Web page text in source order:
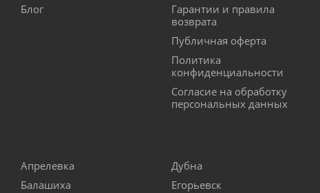
Блог
Гарантии и правила
возврата
Публичная оферта
Политика
конфиденциальности
Согласие на обработку
персональных данных
Апрелевка
Балашиха
Дубна
Егорьевск